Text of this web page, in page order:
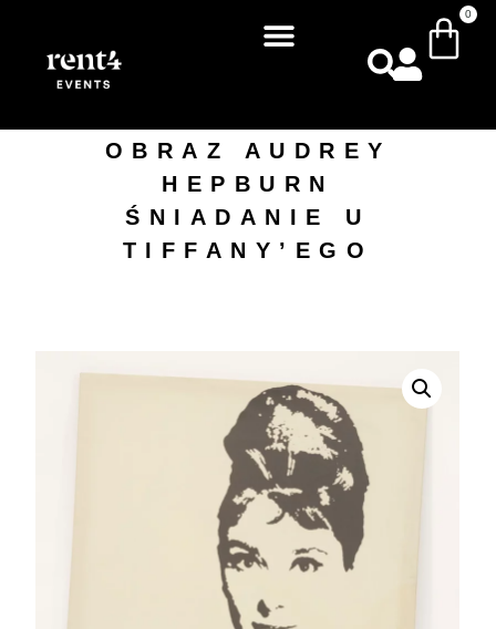
0
OBRAZ AUDREY
HEPBURN
ŚNIADANIE U
TIFFANY’EGO